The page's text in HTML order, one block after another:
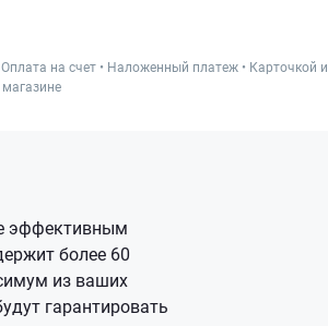
на счет • Наложенный платеж • Карточкой и
эффективным
более 60
из ваших
гарантировать